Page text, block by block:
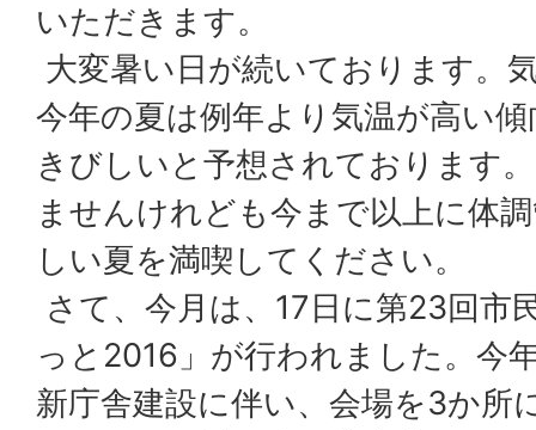
いただきます。
大変暑い日が続いております。
今年の夏は例年より気温が高い
きびしいと予想されております
ませんけれども今まで以上に体
しい夏を満喫してください。
さて、今月は、17日に第23回市
っと2016」が行われました。今
新庁舎建設に伴い、会場を3か所